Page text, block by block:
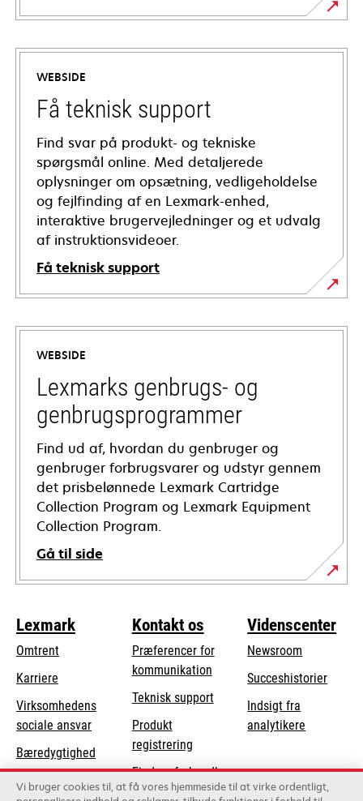
WEBSIDE
Få teknisk support
Find svar på produkt- og tekniske
spørgsmål online. Med detaljerede
oplysninger om opsætning, vedligeholdelse
og fejlfinding af en Lexmark-enhed,
interaktive brugervejledninger og et udvalg
af instruktionsvideoer.
Få teknisk support
opens
in
new
tab
WEBSIDE
Lexmarks genbrugs- og
genbrugsprogrammer
Find ud af, hvordan du genbruger og
genbruger forbrugsvarer og udstyr gennem
det prisbelønnede Lexmark Cartridge
Collection Program og Lexmark Equipment
Collection Program.
Gå til side
Lexmark
Omtrent
Karriere
Virksomhedens
sociale ansvaropens
in
a
new
Bæredygtighed
Lexmark-partnere
Kontakt os
Præferencer for
kommunikation
Teknisk supportopens
tab
Produkt
registrering
Find en forhandler
Videnscenter
Newsroom
Succeshistorier
Indsigt fra
analytikere
Vi bruger cookies til, at få vores hjemmeside til at virke ordentligt,